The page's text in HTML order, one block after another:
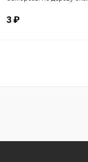
3 ₽
Купить в 1 клик